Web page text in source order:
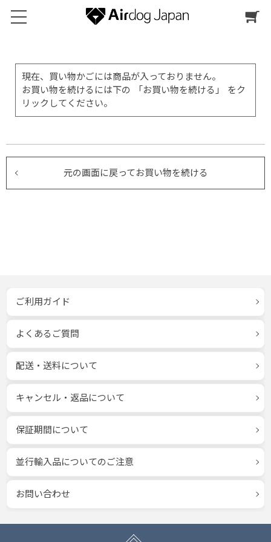
現在、買い物かごには商品が入っておりません。
お買い物を続けるには下の 「お買い物を続ける」 をク
リックしてください。
元の画面に戻ってお買い物を続ける
ご利用ガイド
よくあるご質問
配送・送料について
キャンセル・返品について
保証期間について
並行輸入品についてのご注意
お問い合わせ